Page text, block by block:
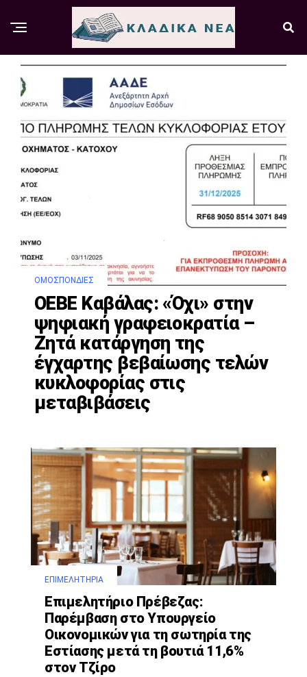
ΟΜΟΣΠΟΝΔΊΕΣ
ΟΕΒΕ Καβάλας: «Όχι» στην
ψηφιακή γραφειοκρατία –
Ζητά κατάργηση της
έγχαρτης βεβαίωσης τελών
κυκλοφορίας στις
μεταβιβάσεις
ΕΠΙΜΕΛΗΤΉΡΙΑ
Επιμελητήριο Πρέβεζας:
Παρέμβαση στο Υπουργείο
Οικονομικών για τη σωτηρία της
Εστίασης μετά τη βουτιά 11,6%
στον Τζίρο